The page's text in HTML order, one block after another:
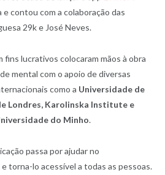
contou com a colaboração das
29k e José Neves.
fins lucrativos colocaram mãos à obra
mental com o apoio de diversas
como a Universidade de
Londres, Karolinska Institute e
do Minho.
passa por ajudar no
torna-lo acessível a todas as pessoas.